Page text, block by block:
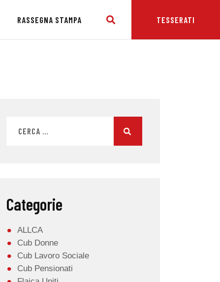
RASSEGNA STAMPA TESSERATI
Categorie
ALLCA
Cub Donne
Cub Lavoro Sociale
Cub Pensionati